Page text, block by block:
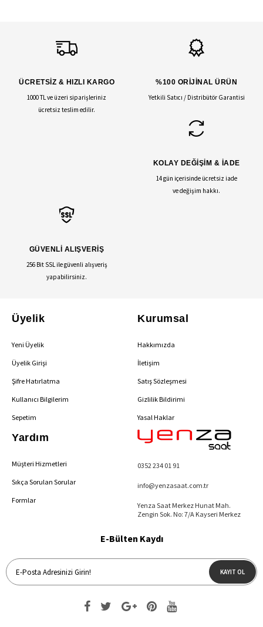
ÜCRETSİZ & HIZLI KARGO
1000 TL ve üzeri siparişleriniz
ücretsiz teslim edilir.
%100 ORİJİNAL ÜRÜN
Yetkili Satıcı / Distribütör Garantisi
KOLAY DEĞİŞİM & İADE
14 gün içerisinde ücretsiz iade
ve değişim hakkı.
GÜVENLİ ALIŞVERİŞ
256 Bit SSL ile güvenli alışveriş
yapabilirsiniz.
Üyelik
Yeni Üyelik
Üyelik Girişi
Şifre Hatırlatma
Kullanıcı Bilgilerim
Sepetim
Kurumsal
Hakkımızda
İletişim
Satış Sözleşmesi
Gizlilik Bildirimi
Yasal Haklar
Yardım
Müşteri Hizmetleri
Sıkça Sorulan Sorular
Formlar
0352 234 01 91
info@yenzasaat.com.tr
Yenza Saat Merkez Hunat Mah.
Zengin Sok. No: 7/A Kayseri Merkez
E-Bülten Kaydı
KAYIT OL